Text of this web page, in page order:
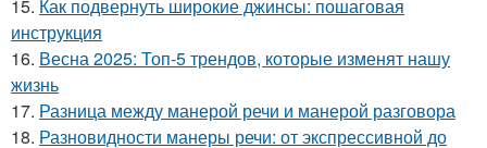
15. Как подвернуть широкие джинсы: пошаговая
инструкция
16. Весна 2025: Топ-5 трендов, которые изменят нашу
жизнь
17. Разница между манерой речи и манерой разговора
18. Разновидности манеры речи: от экспрессивной до